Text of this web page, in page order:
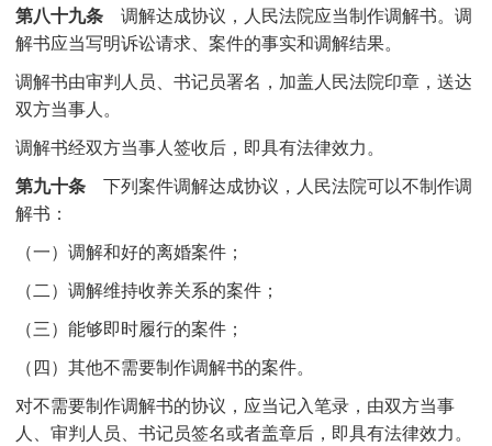
第八十九条调解达成协议，人民法院应当制作调解书。调
解书应当写明诉讼请求、案件的事实和调解结果。
调解书由审判人员、书记员署名，加盖人民法院印章，送达
双方当事人。
调解书经双方当事人签收后，即具有法律效力。
第九十条下列案件调解达成协议，人民法院可以不制作调
解书：
（一）调解和好的离婚案件；
（二）调解维持收养关系的案件；
（三）能够即时履行的案件；
（四）其他不需要制作调解书的案件。
对不需要制作调解书的协议，应当记入笔录，由双方当事
人、审判人员、书记员签名或者盖章后，即具有法律效力。